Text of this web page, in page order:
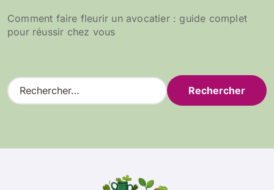
Comment faire fleurir un avocatier : guide complet
pour réussir chez vous
R
e
r